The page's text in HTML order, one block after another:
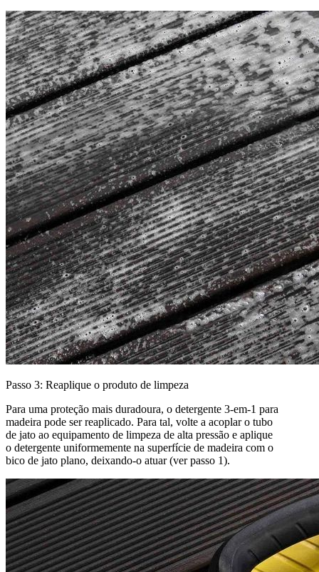
Passo 3: Reaplique o produto de limpeza
Para uma proteção mais duradoura, o detergente 3-em-1 para
madeira pode ser reaplicado. Para tal, volte a acoplar o tubo
de jato ao equipamento de limpeza de alta pressão e aplique
o detergente uniformemente na superfície de madeira com o
bico de jato plano, deixando-o atuar (ver passo 1).